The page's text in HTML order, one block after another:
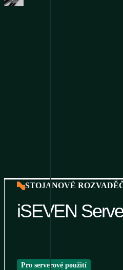
STOJANOVÉ
iSEVEN
Pro serverové použití